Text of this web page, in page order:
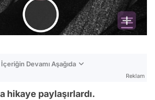
İçeriğin Devamı Aşağıda
Reklam
hikaye paylaşırlardı.